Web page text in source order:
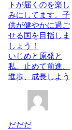
トが届くのを楽し
みにしてます。子
供が健やかに過ご
せる国を目指しま
しょう！
いじめと原発と
私。止めて前進、
進歩、成長しよう
だだだ